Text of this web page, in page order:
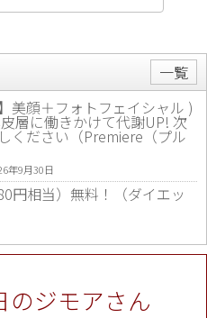
一覧
美顔＋フォトフェイシャル )
層に働きかけて代謝UP! 次
ください（Premiere（プル
年9月30日
円相当）無料！（ダイエッ
た」で更に買い取り金額 U
品は除く（大黒屋 高田馬場
のジモアさん